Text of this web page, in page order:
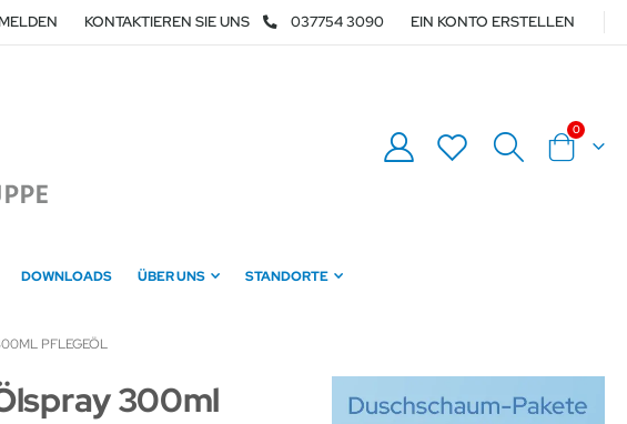
KONTAKTIEREN SIE UNS 037754 3090 EIN KONTO ERSTELLEN
Warenkorb
0Artikel
DOWNLOADS ÜBER UNS STANDORTE
PFLEGEÖL
300ml